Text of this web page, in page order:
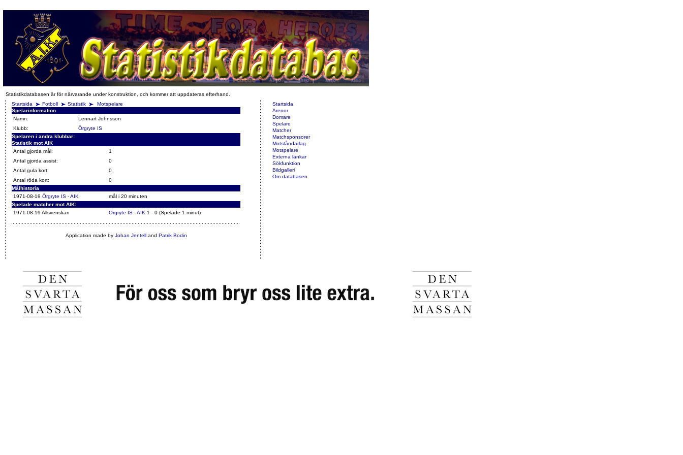
Statistikdatabasen är för närvarande under konstruktion, och kommer att uppdateras efterhand.
Startsida
Fotboll Statistik
Motspelare
Spelarinformation
Namn:
Lennart Johnsson
Klubb:
Örgryte IS
Spelaren i andra klubbar:
Statistik mot AIK
Antal gjorda mål:
1
Antal gjorda assist:
0
Antal gula kort:
0
Antal röda kort:
0
Målhistoria
1971-08-19 Örgryte IS - AIK
mål i 20 minuten
Spelade matcher mot AIK:
1971-08-19 Allsvenskan
Örgryte IS - AIK 1 - 0 (Spelade 1 minut)
Application made by Johan Jentelland Patrik Bodin
Startsida
Arenor
Domare
Spelare
Matcher
Matchsponsorer
Motståndarlag
Motspelare
Externa länkar
Sökfunktion
Bildgalleri
Om databasen